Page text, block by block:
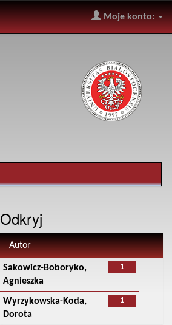
Moje konto:
Odkryj
Autor
1
Sakowicz-Boboryko,
Agnieszka
1
Wyrzykowska-Koda,
Dorota